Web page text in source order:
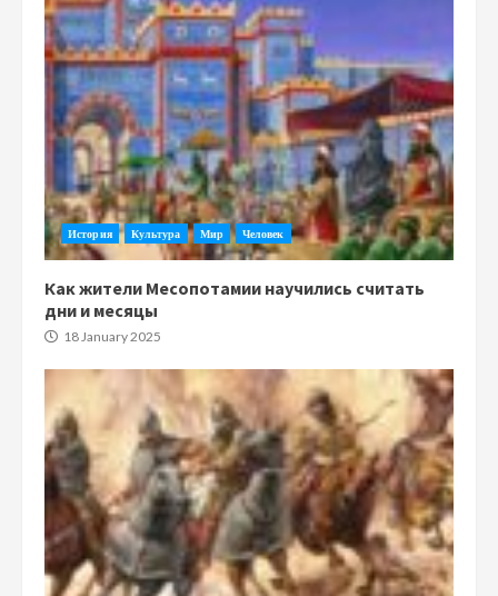
История Культура Мир Человек
Как жители Месопотамии научились считать
дни и месяцы
18 January 2025